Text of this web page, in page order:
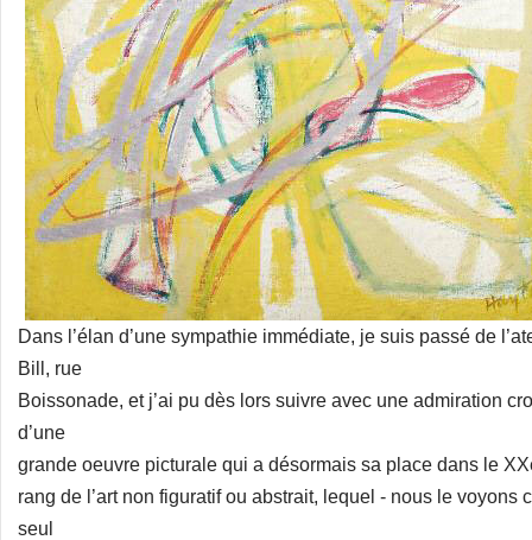
Dans l’élan d’une sympathie immédiate, je suis passé de
Bill, rue
Boissonade, et j’ai pu dès lors suivre avec une admiration
d’une
grande oeuvre picturale qui a désormais sa place dans le
rang de l’art non figuratif ou abstrait, lequel - nous le voyons
seul